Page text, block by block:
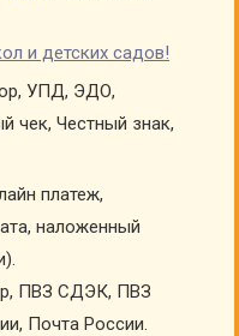
и детских садов!
УПД, ЭДО,
чек, Честный знак,
платеж,
наложенный
ПВЗ СДЭК, ПВЗ
Почта России.